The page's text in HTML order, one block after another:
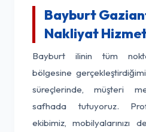
Bayburt
Nakliyat
Bayburt ilinin tüm
bölgesine
süreçlerinde, müşteri
safhada tutuyoruz.
ekibimiz,